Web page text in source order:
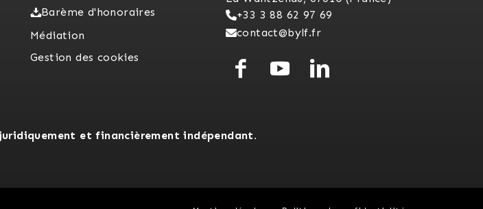
Barème d'honoraires
Médiation
Gestion des cookies
+33 3 88 62 97 69
contact@bylf.fr
et financièrement indépendant.